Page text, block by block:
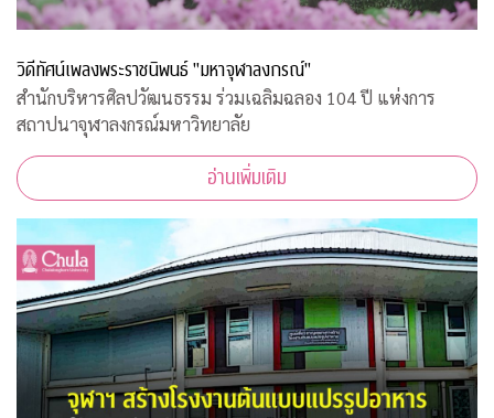
วิดีทัศน์เพลงพระราชนิพนธ์ "มหาจุฬาลงกรณ์"
สำนักบริหารศิลปวัฒนธรรม ร่วมเฉลิมฉลอง 104 ปี แห่งการ
สถาปนาจุฬาลงกรณ์มหาวิทยาลัย
อ่านเพิ่มเติม